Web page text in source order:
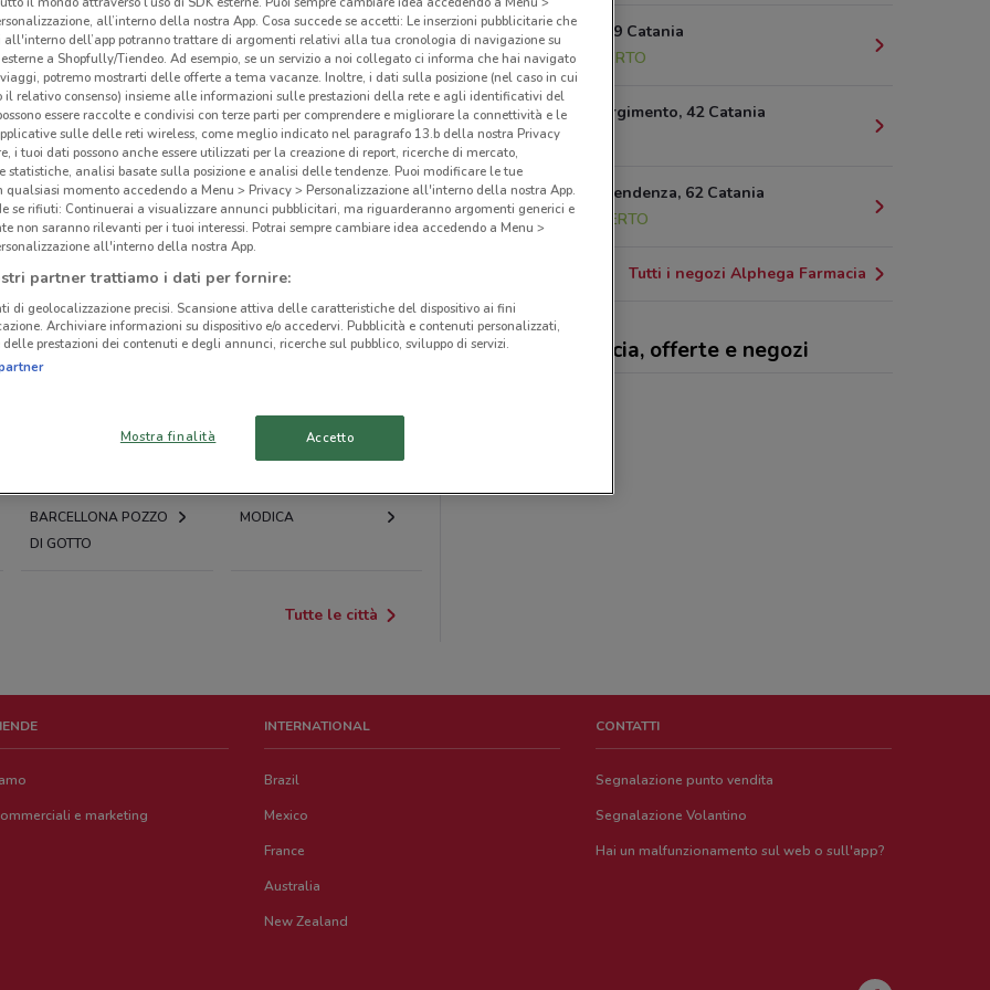
volantini nella tua zona. Riprova più tardi.
MISTERBIANCO
SAN GIOVANNI LA
PUNTA
CALTAGIRONE
BARCELLONA POZZO
DI GOTTO
MODICA
Tutte le città
Via Etnea, 79 Catania
871 m
APERTO
Piazza Risorgimento, 42 Catania
971 m
Corso Indipendenza, 62 Catania
1.2 km
APERTO
Tutti i negozi Alphega Farmacia
Alphega Farmacia, offerte e negozi
e marketing
INTERNATIONAL
Brazil
Mexico
France
Australia
New Zealand
CONTATTI
Segnalazione punto vendita
Segnalazione Volantino
Hai un malfunzionamento sul web o sull'app?
all’interno della nostra App. Cosa succede se accetti: Le inserzioni pubblicitarie che
all'interno dell’app potranno trattare di argomenti relativi alla tua cronologia di navigazione su
a Shopfully/Tiendeo. Ad esempio, se un servizio a noi collegato ci informa che hai navigato
potremo mostrarti delle offerte a tema vacanze. Inoltre, i dati sulla posizione (nel caso in cui
il relativo consenso) insieme alle informazioni sulle prestazioni della rete e agli identificativi del
essere raccolte e condivisi con terze parti per comprendere e migliorare la connettività e le
sulle delle reti wireless, come meglio indicato nel paragrafo 13.b della nostra Privacy
i tuoi dati possono anche essere utilizzati per la creazione di report, ricerche di mercato,
statistiche, analisi basate sulla posizione e analisi delle tendenze. Puoi modificare le tue
qualsiasi momento accedendo a Menu > Privacy > Personalizzazione all'interno della nostra App.
se rifiuti: Continuerai a visualizzare annunci pubblicitari, ma riguarderanno argomenti generici e
non saranno rilevanti per i tuoi interessi. Potrai sempre cambiare idea accedendo a Menu >
all'interno della nostra App.
partner trattiamo i dati per fornire:
di geolocalizzazione precisi. Scansione attiva delle caratteristiche del dispositivo ai fini
Archiviare informazioni su dispositivo e/o accedervi. Pubblicità e contenuti personalizzati,
prestazioni dei contenuti e degli annunci, ricerche sul pubblico, sviluppo di servizi.
Mostra finalità Accetto